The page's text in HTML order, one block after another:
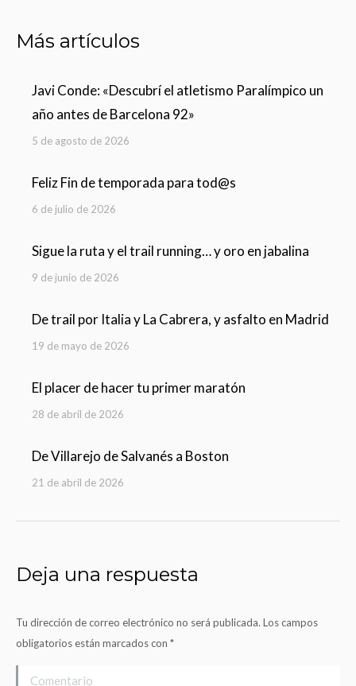
Más artículos
Javi Conde: «Descubrí el atletismo Paralímpico un
año antes de Barcelona 92»
5 de agosto de 2026
Feliz Fin de temporada para tod@s
6 de julio de 2026
Sigue la ruta y el trail running… y oro en jabalina
9 de junio de 2026
De trail por Italia y La Cabrera, y asfalto en Madrid
19 de mayo de 2026
El placer de hacer tu primer maratón
28 de abril de 2026
De Villarejo de Salvanés a Boston
21 de abril de 2026
Deja una respuesta
Tu dirección de correo electrónico no será publicada. Los campos
obligatorios están marcados con *
Comentario